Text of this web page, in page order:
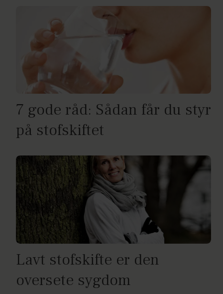
7 gode råd: Sådan får du styr
på stofskiftet
Lavt stofskifte er den
oversete sygdom